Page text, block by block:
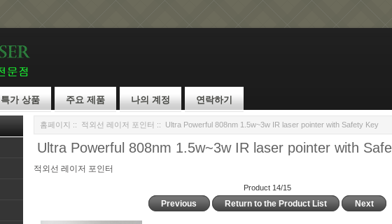
특가 상품 주요 제품 나의 계정 연락하기
홈페이지 :: 적외선 레이저 포인터 :: Ultra Powerful 808nm 1.5w~3w IR laser pointer with Safety Key
Ultra Powerful 808nm 1.5w~3w IR laser pointer with
적외선 레이저 포인터
Product 14/15
Previous Return to the Product List Next